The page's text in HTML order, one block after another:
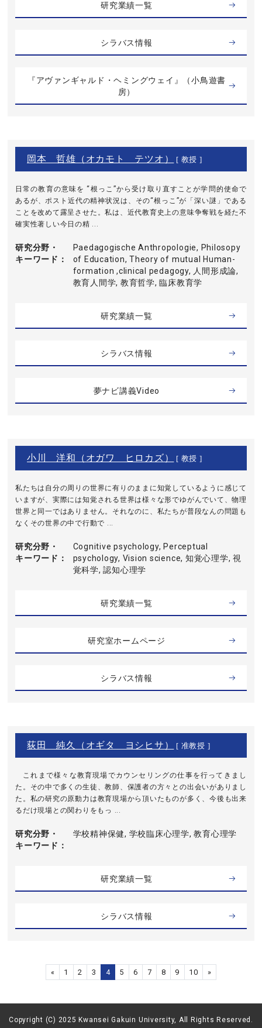
研究業績一覧
シラバス情報
『アヴァンギャルド・ヘミングウェイ』（小鳥遊書
房）
岡本 哲雄（オカモト テツオ） [ 教授 ]
日常の教育の意味を “根っこ”から受け取り直すことが学問的使命で
あるが、ポスト近代の精神状況は、その“根っこ”が「深い謎」である
ことを改めて露呈させた。私は、近代教育史上の意味争奪戦を経た不
確実性著しい今日の精 ...
研究分野・
キーワード
Paedagogische Anthropologie, Philosopy
of Education, Theory of mutual Human-
formation ,clinical pedagogy, 人間形成論,
教育人間学, 教育哲学, 臨床教育学
研究業績一覧
シラバス情報
夢ナビ講義Video
小川 洋和（オガワ ヒロカズ） [ 教授 ]
私たちは自分の周りの世界に有りのままに知覚しているように感じて
いますが、実際には知覚される世界は様々な形でゆがんでいて、物理
世界と同一ではありません。それなのに、私たちが普段なんの問題も
なくその世界の中で行動で ...
研究分野・
キーワード
Cognitive psychology, Perceptual
psychology, Vision science, 知覚心理学, 視
覚科学, 認知心理学
研究業績一覧
研究室ホームページ
シラバス情報
荻田 純久（オギタ ヨシヒサ） [ 准教授 ]
これまで様々な教育現場でカウンセリングの仕事を行ってきまし
た。その中で多くの生徒、教師、保護者の方々との出会いがありまし
た。私の研究の原動力は教育現場から頂いたものが多く、今後も出来
るだけ現場との関わりをもっ ...
研究分野・
キーワード
学校精神保健, 学校臨床心理学, 教育心理学
研究業績一覧
シラバス情報
« 1 2 3 4 5 6 7 8 9 10 »
Copyright (C) 2025 Kwansei Gakuin University, All Rights Reserved.